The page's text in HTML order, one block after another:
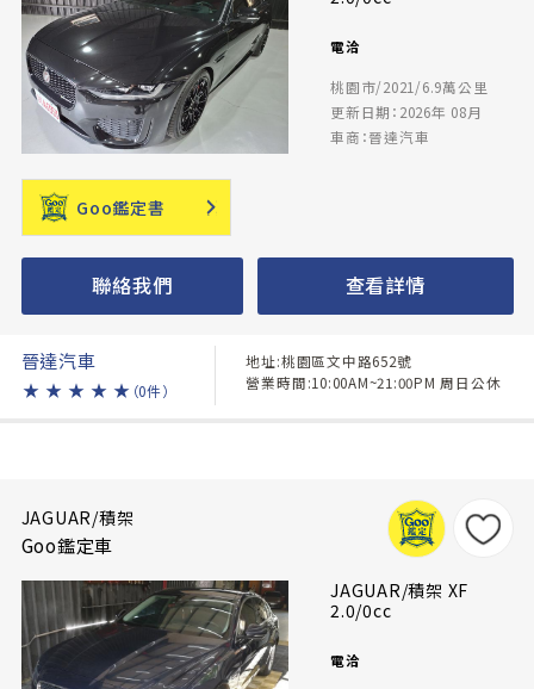
電洽
桃園市/2021/6.9萬公里
更新日期：2026年 08月
車商：晉達汽車
Goo鑑定書
聯絡我們 查看詳情
晉達汽車
★ ★ ★ ★ ★ （0件）
地址:桃園區文中路652號
營業時間:10:00AM~21:00PM 周日公休
JAGUAR/積架
Goo鑑定車
JAGUAR/積架 XF
2.0/0cc
電洽